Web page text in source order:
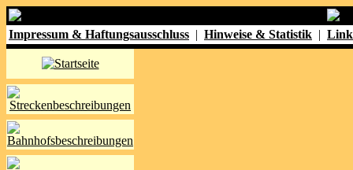
Impressum & Haftungsausschluss | Hinweise & Statistik |